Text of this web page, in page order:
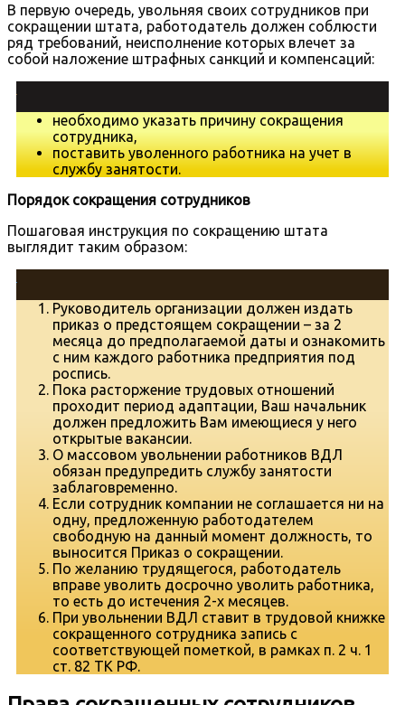
В первую очередь, увольняя своих сотрудников при
сокращении штата, работодатель должен соблюсти
ряд требований, неисполнение которых влечет за
собой наложение штрафных санкций и компенсаций:
необходимо указать причину сокращения
сотрудника,
поставить уволенного работника на учет в
службу занятости.
Порядок сокращения сотрудников
Пошаговая инструкция по сокращению штата
выглядит таким образом:
Руководитель организации должен издать
приказ о предстоящем сокращении – за 2
месяца до предполагаемой даты и ознакомить
с ним каждого работника предприятия под
роспись.
Пока расторжение трудовых отношений
проходит период адаптации, Ваш начальник
должен предложить Вам имеющиеся у него
открытые вакансии.
О массовом увольнении работников ВДЛ
обязан предупредить службу занятости
заблаговременно.
Если сотрудник компании не соглашается ни на
одну, предложенную работодателем
свободную на данный момент должность, то
выносится Приказ о сокращении.
По желанию трудящегося, работодатель
вправе уволить досрочно уволить работника,
то есть до истечения 2-х месяцев.
При увольнении ВДЛ ставит в трудовой книжке
сокращенного сотрудника запись с
соответствующей пометкой, в рамках п. 2 ч. 1
ст. 82 ТК РФ.